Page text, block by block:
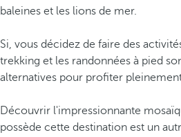
baleines et les lions de mer.
Si, vous décidez de faire des
trekking et les randonnées à pied
alternatives pour profiter
Découvrir l'impressionnante
possède cette destination est un